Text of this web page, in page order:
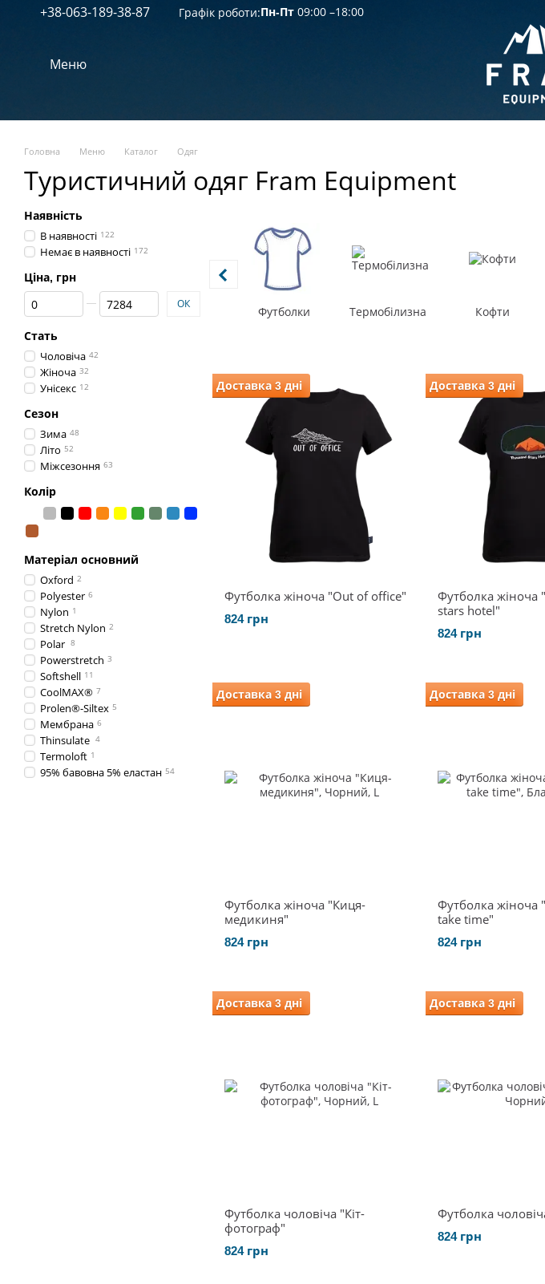
Перейти к основному контенту
+38-063-189-38-87 Графік роботи:Пн-Пт 09:00 –18:00
Меню
Головна Меню Каталог Одяг
Туристичний одяг Fram Equipment
Футболки Термобілизна Кофти
Доставка 3 дні
Футболка жіноча "Out of office"
824 грн
Доставка 3 дні
Футболка жіноча
stars hotel"
824 грн
Доставка 3 дні
Футболка жіноча "Киця-
медикиня"
824 грн
Доставка 3 дні
Футболка жіноча
take time"
824 грн
Доставка 3 дні
Футболка чоловіча "Кіт-
фотограф"
824 грн
Доставка 3 дні
Футболка
824 грн
Наявність
В наявності 122
Немає в наявності 172
Ціна, грн
Від Ціна, грн
До Ціна, грн ОК
Стать
Чоловіча 42
Жіноча 32
Унісекс 12
Сезон
Зима 48
Літо 52
Міжсезоння 63
Колір
Матеріал основний
Oxford 2
Polyester 6
Nylon 1
Stretch Nylon 2
Polar 8
Powerstretch 3
Softshell 11
CoolMAX® 7
Prolen®-Siltex 5
Мембрана 6
Thinsulate 4
Termoloft 1
95% бавовна 5% еластан 54